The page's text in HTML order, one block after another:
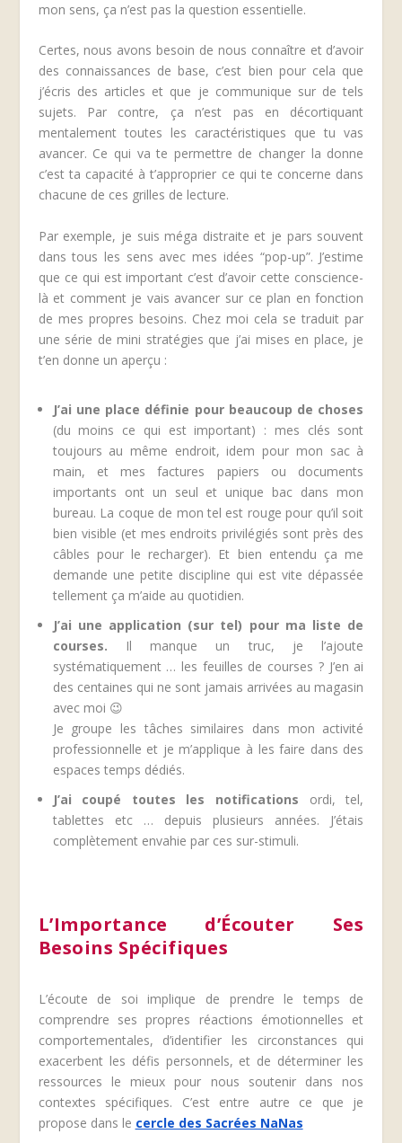
mon sens, ça n’est pas la question essentielle.
Certes, nous avons besoin de nous connaître et d’avoir
des connaissances de base, c’est bien pour cela que
j’écris des articles et que je communique sur de tels
sujets. Par contre, ça n’est pas en décortiquant
mentalement toutes les caractéristiques que tu vas
avancer. Ce qui va te permettre de changer la donne
c’est ta capacité à t’approprier ce qui te concerne dans
chacune de ces grilles de lecture.
Par exemple, je suis méga distraite et je pars souvent
dans tous les sens avec mes idées “pop-up”. J’estime
que ce qui est important c’est d’avoir cette conscience-
là et comment je vais avancer sur ce plan en fonction
de mes propres besoins. Chez moi cela se traduit par
une série de mini stratégies que j’ai mises en place, je
t’en donne un aperçu :
J’ai une place définie pour beaucoup de choses
(du moins ce qui est important) : mes clés sont
toujours au même endroit, idem pour mon sac à
main, et mes factures papiers ou documents
importants ont un seul et unique bac dans mon
bureau. La coque de mon tel est rouge pour qu’il soit
bien visible (et mes endroits privilégiés sont près des
câbles pour le recharger). Et bien entendu ça me
demande une petite discipline qui est vite dépassée
tellement ça m’aide au quotidien.
J’ai une application (sur tel) pour ma liste de
courses. Il manque un truc, je l’ajoute
systématiquement … les feuilles de courses ? J’en ai
des centaines qui ne sont jamais arrivées au magasin
avec moi 😉
Je groupe les tâches similaires dans mon activité
professionnelle et je m’applique à les faire dans des
espaces temps dédiés.
J’ai coupé toutes les notifications ordi, tel,
tablettes etc … depuis plusieurs années. J’étais
complètement envahie par ces sur-stimuli.
L’Importance d’Écouter Ses
Besoins Spécifiques
L’écoute de soi implique de prendre le temps de
comprendre ses propres réactions émotionnelles et
comportementales, d’identifier les circonstances qui
exacerbent les défis personnels, et de déterminer les
ressources le mieux pour nous soutenir dans nos
contextes spécifiques. C’est entre autre ce que je
propose dans le cercle des Sacrées NaNas